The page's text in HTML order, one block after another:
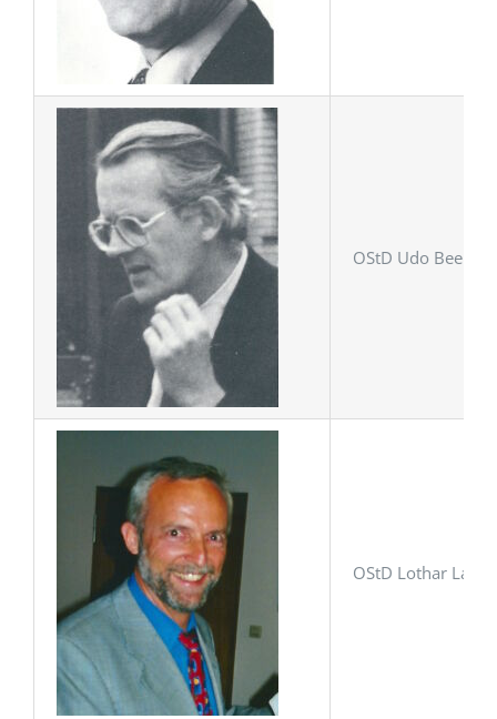
OStD Udo
OStD Lothar